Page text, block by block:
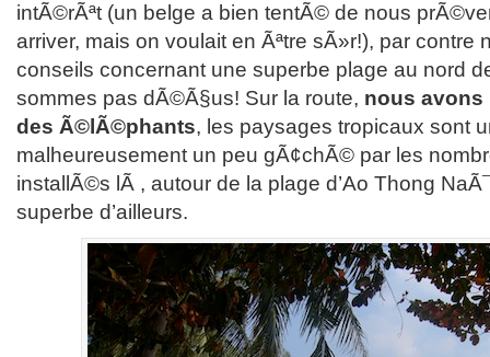
intÃ©rÃªt (un belge a bien tentÃ© de nous
arriver, mais on voulait en Ãªtre sÃ»r!), par contre
conseils concernant une superbe plage au nord
sommes pas dÃ©Ã§us! Sur la route, nous avons
des Ã©lÃ©phants, les paysages tropicaux sont
malheureusement un peu gÃ¢chÃ© par les
installÃ©s lÃ , autour de la plage d’Ao Thong
superbe d’ailleurs.